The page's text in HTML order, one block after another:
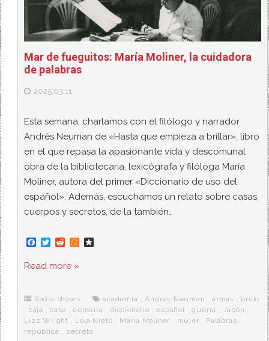
Mar de fueguitos: María Moliner, la cuidadora
de palabras
2025.03.11
Esta semana, charlamos con el filólogo y narrador
Andrés Neuman de «Hasta que empieza a brillar», libro
en el que repasa la apasionante vida y descomunal
obra de la bibliotecaria, lexicógrafa y filóloga María
Moliner, autora del primer «Diccionario de uso del
español». Además, escuchamos un relato sobre casas,
cuerpos y secretos, de la también…
F
c
e
o
k
T
i
t
r
R
d
d
M
e
r
a
Read more »
Radio shows academia ,Andrés Neuman , armas , brillo
, caja ,casa ,censura ,diccionario ,español ,guerra , Japón ,
Lizz Wright , Lola Nieto , María Moliner , mujer , Palabras ,
república , secreto